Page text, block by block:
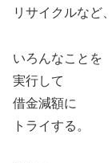
リサイクルなど、
いろんなことを
実行して
借金減額に
トライする。